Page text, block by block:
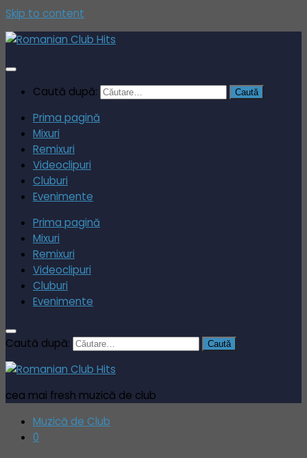
Skip to content
Caută după:
Prima pagină
Mixuri
Remixuri
Videoclipuri
Cluburi
Evenimente
Prima pagină
Mixuri
Remixuri
Videoclipuri
Cluburi
Evenimente
Caută după:
cea mai fresh muzică de club
Muzică de Club
0